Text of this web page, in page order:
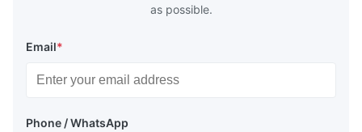
as possible.
Email*
Phone / WhatsApp